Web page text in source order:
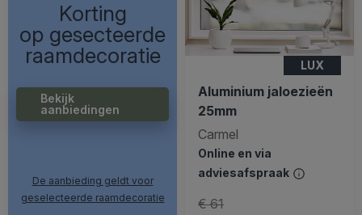
Korting
op gesecteerde
raamdecoratie
Bekijk
aanbiedingen
De aanbieding geldt voor
geselecteerde raamdecoratie
LUX
Aluminium jaloezieën
25mm
Carmel
Online en via
adviesafspraak
€ 61